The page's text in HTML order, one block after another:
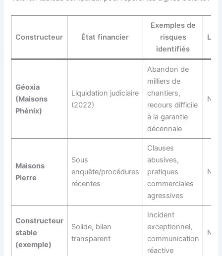
Constructeur État financier
Exemples de
risques
identifiés
Géoxia
(Maisons
Phénix)
Liquidation judiciaire
(2022)
Abandon de
milliers de
chantiers,
recours difficile
à la garantie
décennale
NF
Maisons
Pierre
Sous
enquête/procédures
récentes
Clauses
abusives,
pratiques
commerciales
agressives
NF
Constructeur
stable
(exemple)
Solide, bilan
transparent
Incident
exceptionnel,
communication
réactive
NF